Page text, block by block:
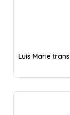
Luis Marie